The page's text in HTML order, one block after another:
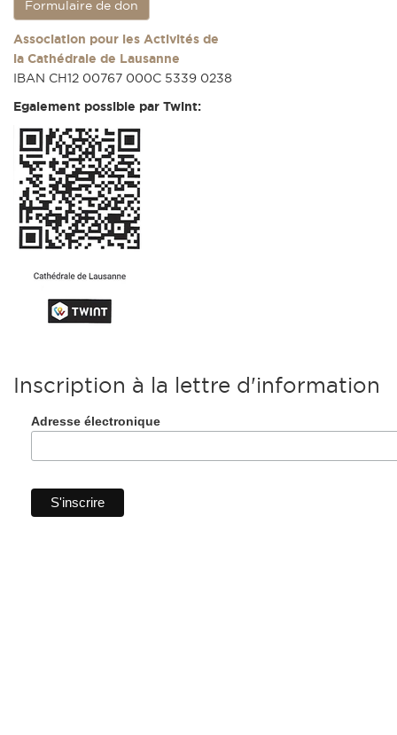
Formulaire de don
Association pour les Activités de
la Cathédrale de Lausanne
IBAN CH12 00767 000C 5339 0238
Egalement possible par Twint:
Inscription à la lettre d'information
Adresse électronique